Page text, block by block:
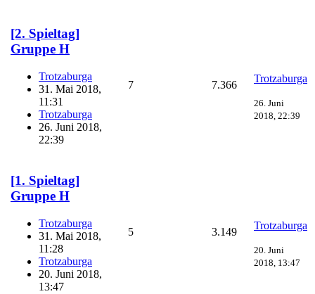
[2. Spieltag]
Gruppe H
Trotzaburga
31. Mai 2018,
11:31
Trotzaburga
26. Juni 2018,
22:39
7 7.366
Trotzaburga
26. Juni
2018, 22:39
[1. Spieltag]
Gruppe H
Trotzaburga
31. Mai 2018,
11:28
Trotzaburga
20. Juni 2018,
13:47
5 3.149
Trotzaburga
20. Juni
2018, 13:47